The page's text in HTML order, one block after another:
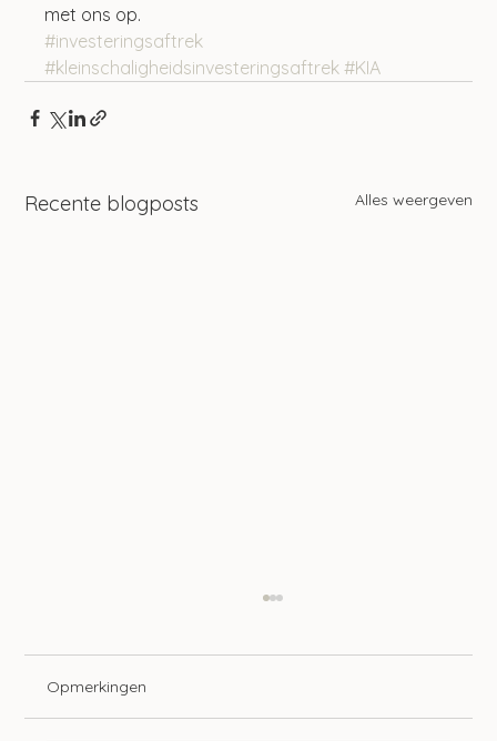
met ons op.
#investeringsaftrek
#kleinschaligheidsinvesteringsaftrek #KIA
Recente blogposts Alles weergeven
Opmerkingen